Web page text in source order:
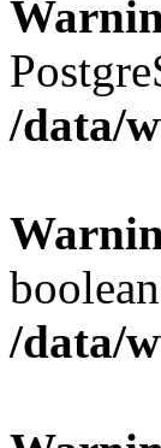
/data/
/data/